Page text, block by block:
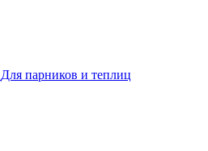
Для парников и теплиц